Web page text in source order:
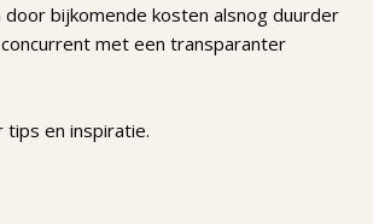
door bijkomende kosten alsnog duurder
met een transparanter
tips en inspiratie.